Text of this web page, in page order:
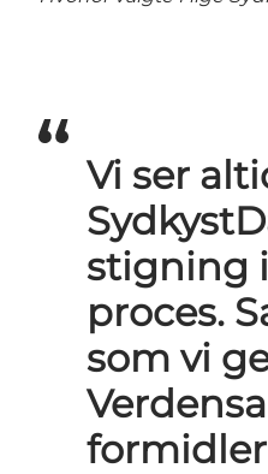
Vi ser
stigning
proces.
som vi